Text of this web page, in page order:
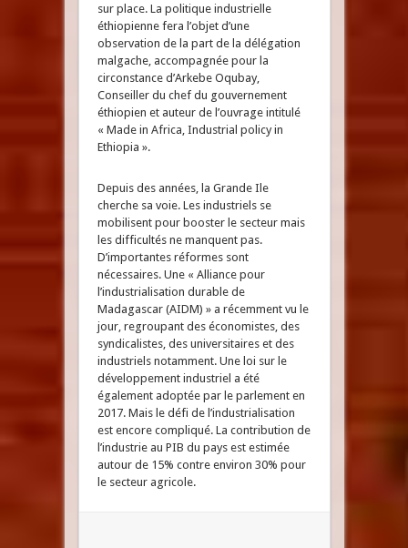
sur place. La politique industrielle
éthiopienne fera l’objet d’une
observation de la part de la délégation
malgache, accompagnée pour la
circonstance d’Arkebe Oqubay,
Conseiller du chef du gouvernement
éthiopien et auteur de l’ouvrage intitulé
« Made in Africa, Industrial policy in
Ethiopia ».
Depuis des années, la Grande Ile
cherche sa voie. Les industriels se
mobilisent pour booster le secteur mais
les difficultés ne manquent pas.
D’importantes réformes sont
nécessaires. Une « Alliance pour
l’industrialisation durable de
Madagascar (AIDM) » a récemment vu le
jour, regroupant des économistes, des
syndicalistes, des universitaires et des
industriels notamment. Une loi sur le
développement industriel a été
également adoptée par le parlement en
2017. Mais le défi de l’industrialisation
est encore compliqué. La contribution de
l’industrie au PIB du pays est estimée
autour de 15% contre environ 30% pour
le secteur agricole.